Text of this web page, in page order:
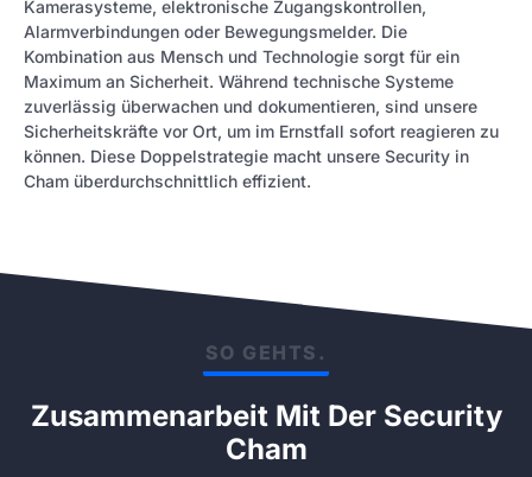
Kamerasysteme, elektronische Zugangskontrollen,
Alarmverbindungen oder Bewegungsmelder. Die
Kombination aus Mensch und Technologie sorgt für ein
Maximum an Sicherheit. Während technische Systeme
zuverlässig überwachen und dokumentieren, sind unsere
Sicherheitskräfte vor Ort, um im Ernstfall sofort reagieren zu
können. Diese Doppelstrategie macht unsere Security in
Cham überdurchschnittlich effizient.
SO GEHTS.
Zusammenarbeit Mit Der Security
Cham